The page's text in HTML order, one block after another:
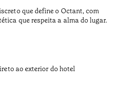
que define o Octant, com
que respeita a alma do lugar.
ao exterior do hotel